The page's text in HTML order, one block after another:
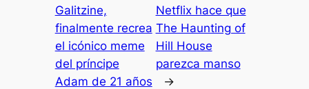
Galitzine,
finalmente recrea
el icónico meme
del príncipe
Adam de 21 años
Netflix hace que
The Haunting of
Hill House
parezca manso
→